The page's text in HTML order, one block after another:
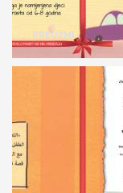
PREUZMI